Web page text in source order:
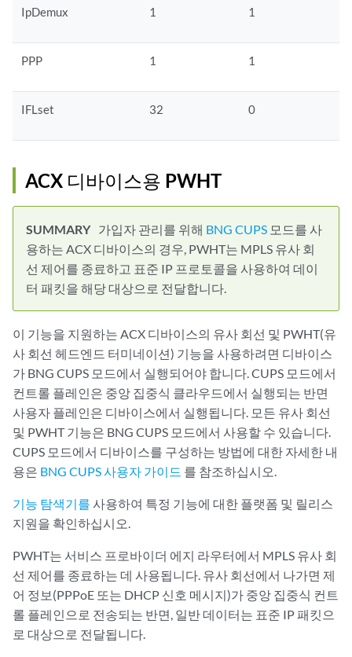
IpDemux 1 1
PPP 1 1
IFLset 32 0
ACX 디바이스용 PWHT
가입자 관리를 위해 BNG CUPS 모드를 사
용하는 ACX 디바이스의 경우, PWHT는 MPLS 유사 회
선 제어를 종료하고 표준 IP 프로토콜을 사용하여 데이
터 패킷을 해당 대상으로 전달합니다.
이 기능을 지원하는 ACX 디바이스의 유사 회선 및 PWHT(유
사 회선 헤드엔드 터미네이션) 기능을 사용하려면 디바이스
가 BNG CUPS 모드에서 실행되어야 합니다. CUPS 모드에서
컨트롤 플레인은 중앙 집중식 클라우드에서 실행되는 반면
사용자 플레인은 디바이스에서 실행됩니다. 모든 유사 회선
및 PWHT 기능은 BNG CUPS 모드에서 사용할 수 있습니다.
CUPS 모드에서 디바이스를 구성하는 방법에 대한 자세한 내
용은 BNG CUPS 사용자 가이드 를 참조하십시오.
기능 탐색기를 사용하여 특정 기능에 대한 플랫폼 및 릴리스
지원을 확인하십시오.
PWHT는 서비스 프로바이더 에지 라우터에서 MPLS 유사 회
선 제어를 종료하는 데 사용됩니다. 유사 회선에서 나가면 제
어 정보(PPPoE 또는 DHCP 신호 메시지)가 중앙 집중식 컨트
롤 플레인으로 전송되는 반면, 일반 데이터는 표준 IP 패킷으
로 대상으로 전달됩니다.